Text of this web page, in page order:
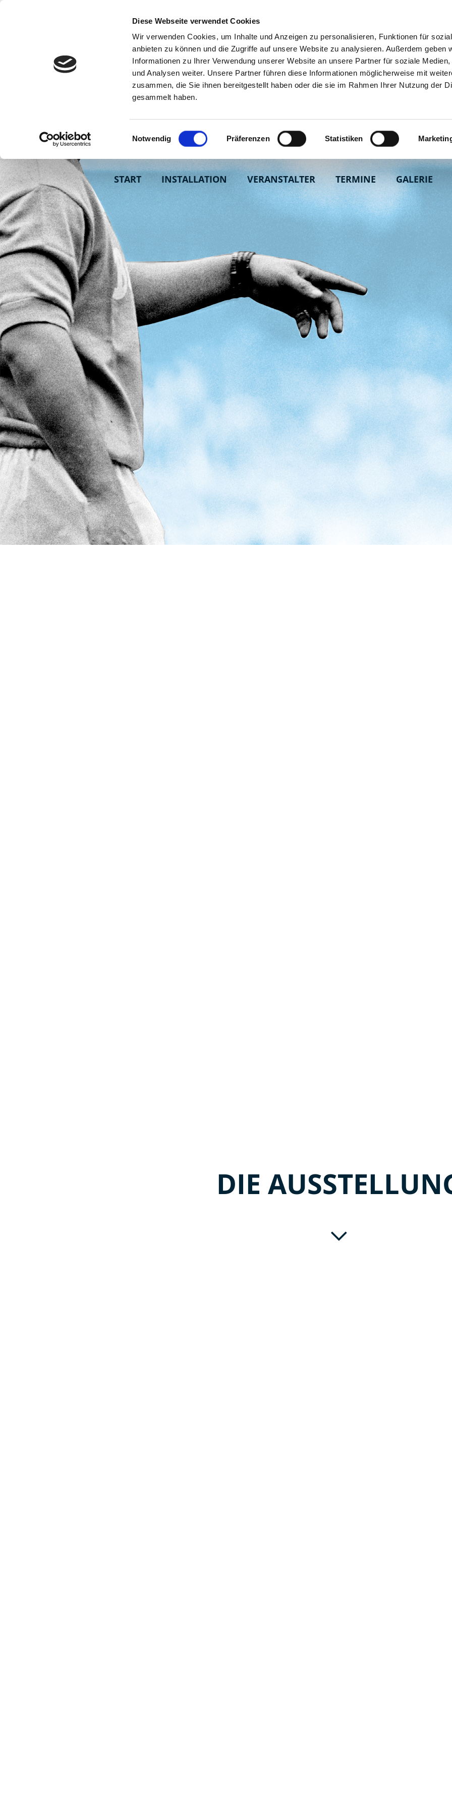
Diese Webseite verwendet Cookies
Wir verwenden Cookies, um Inhalte und Anzeigen zu personalisieren, Funktionen für
anbieten zu können und die Zugriffe auf unsere Website zu analysieren. Außerdem geben
Informationen zu Ihrer Verwendung unserer Website an unsere Partner für soziale Medien,
und Analysen weiter. Unsere Partner führen diese Informationen möglicherweise mit
zusammen, die Sie ihnen bereitgestellt haben oder die sie im Rahmen Ihrer Nutzung der
gesammelt haben.
Einwilligungsauswahl
Notwendig Präferenzen Statistiken
START INSTALLATION VERANSTALTER TERMINE GALERIE
DIE